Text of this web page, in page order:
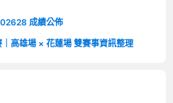
成績公佈
高雄場 × 花蓮場 雙賽事資訊整理